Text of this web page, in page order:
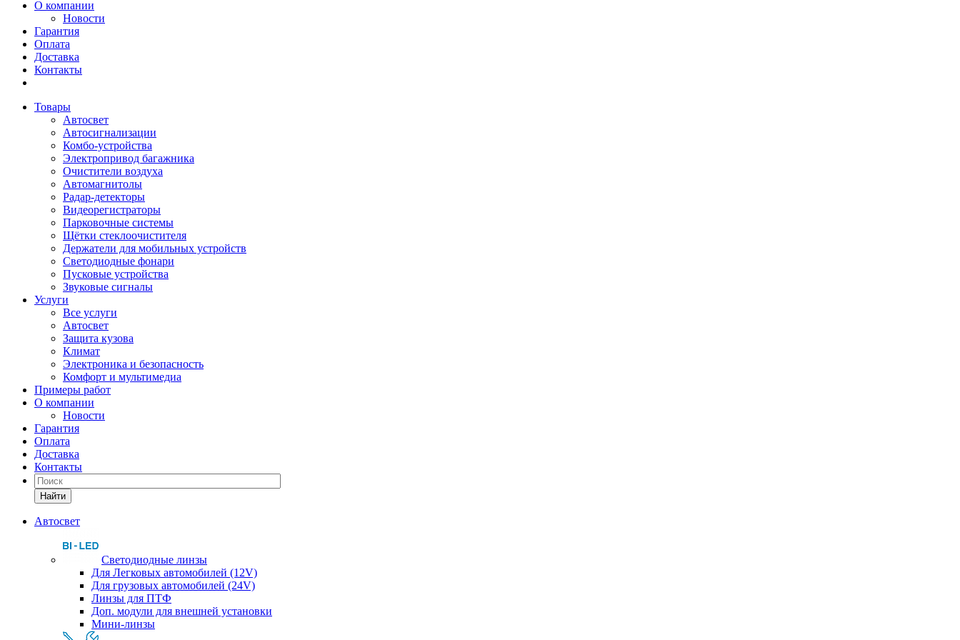
О компании
Новости
Гарантия
Оплата
Доставка
Контакты
Товары
Автосвет
Автосигнализации
Комбо-устройства
Электропривод багажника
Очистители воздуха
Автомагнитолы
Радар-детекторы
Видеорегистраторы
Парковочные системы
Щётки стеклоочистителя
Держатели для мобильных устройств
Светодиодные фонари
Пусковые устройства
Звуковые сигналы
Услуги
Все услуги
Автосвет
Защита кузова
Климат
Электроника и безопасность
Комфорт и мультимедиа
Примеры работ
О компании
Новости
Гарантия
Оплата
Доставка
Контакты
Найти
Автосвет
Светодиодные линзы
Для Легковых автомобилей (12V)
Для грузовых автомобилей (24V)
Линзы для ПТФ
Доп. модули для внешней установки
Мини-линзы